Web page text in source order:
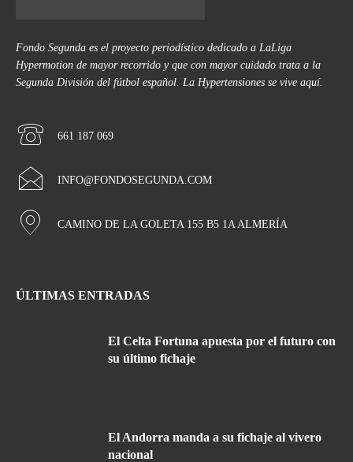
Fondo Segunda es el proyecto periodístico dedicado a LaLiga
Hypermotion de mayor recorrido y que con mayor cuidado trata a la
Segunda División del fútbol español. La Hypertensiones se vive aquí.
661 187 069
INFO@FONDOSEGUNDA.COM
CAMINO DE LA GOLETA 155 B5 1A ALMERÍA
ÚLTIMAS ENTRADAS
El Celta Fortuna apuesta por el futuro con
su último fichaje
El Andorra manda a su fichaje al vivero
nacional